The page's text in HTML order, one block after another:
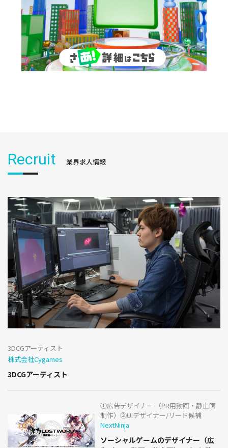
Recruit 業界求人情報
3DCGアーティスト
株式会社Cygames
3DCGアーティスト
①広告デザイナー （PR用動画・静止画
制作）②UIデザイナー/リード候補
NextNinja
ソーシャルゲームのデザイナー（広